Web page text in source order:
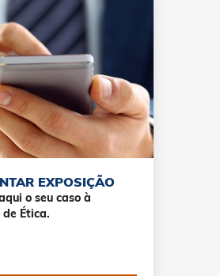
EXPOSIÇÃO
o seu caso à
de Ética.